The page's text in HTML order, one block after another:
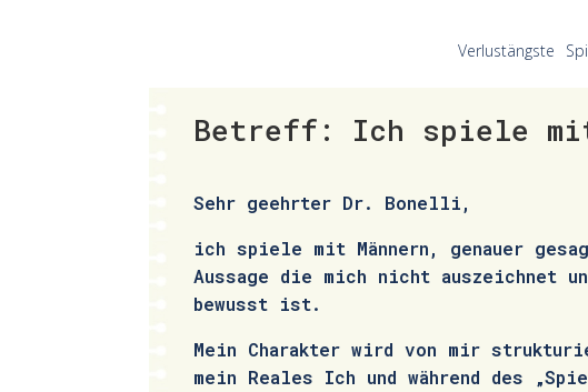
Verlustängste
Betreff: Ich spiele mit
Sehr geehrter Dr. Bonelli,
ich spiele mit Männern, genauer
Aussage die mich nicht auszeichnet
bewusst ist.
Mein Charakter wird von mir
mein Reales Ich und während des